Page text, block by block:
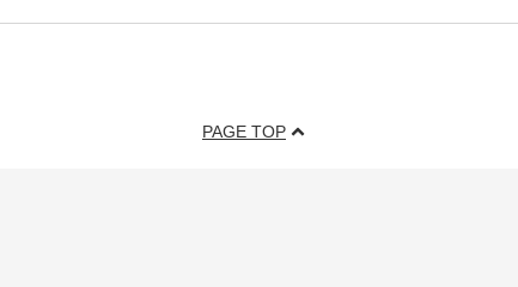
PAGE TOP